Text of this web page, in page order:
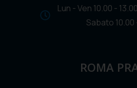
Lun - Ven 10.00 -
Sabato 10.00
ROMA